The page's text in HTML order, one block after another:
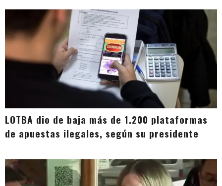
LOTBA dio de baja más de 1.200 plataformas
de apuestas ilegales, según su presidente